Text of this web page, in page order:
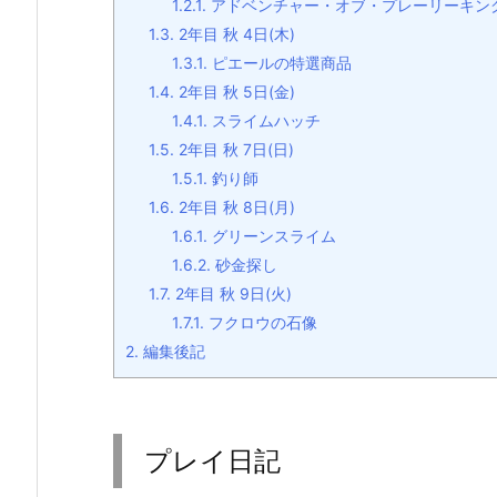
1.2.1. アドベンチャー・オブ・プレーリーキン
1.3. 2年目 秋 4日(木)
1.3.1. ピエールの特選商品
1.4. 2年目 秋 5日(金)
1.4.1. スライムハッチ
1.5. 2年目 秋 7日(日)
1.5.1. 釣り師
1.6. 2年目 秋 8日(月)
1.6.1. グリーンスライム
1.6.2. 砂金探し
1.7. 2年目 秋 9日(火)
1.7.1. フクロウの石像
2. 編集後記
プレイ日記